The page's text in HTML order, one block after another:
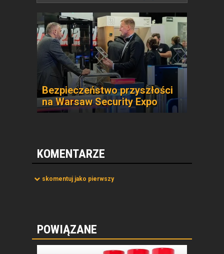
Bezpieczeństwo przyszłości
na Warsaw Security Expo
KOMENTARZE
skomentuj jako pierwszy
POWIĄZANE